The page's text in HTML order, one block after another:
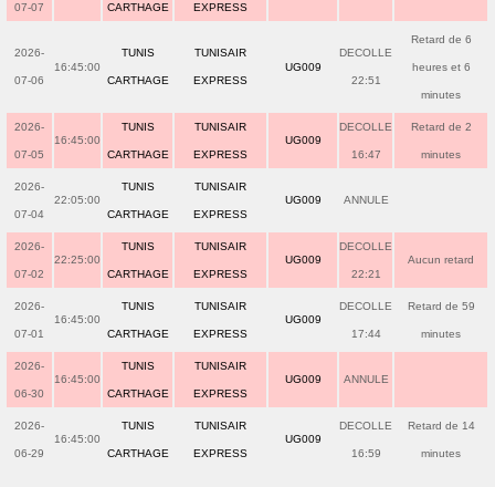
07-07 CARTHAGE EXPRESS
2026-
07-06
16:45:00
TUNIS
CARTHAGE
TUNISAIR
EXPRESS
UG009
DECOLLE
22:51
Retard de 6
heures et 6
minutes
2026-
07-05
16:45:00
TUNIS
CARTHAGE
TUNISAIR
EXPRESS
UG009
DECOLLE
16:47
Retard de 2
minutes
2026-
07-04
22:05:00
TUNIS
CARTHAGE
TUNISAIR
EXPRESS
UG009 ANNULE
2026-
07-02
22:25:00
TUNIS
CARTHAGE
TUNISAIR
EXPRESS
UG009
DECOLLE
22:21
Aucun retard
2026-
07-01
16:45:00
TUNIS
CARTHAGE
TUNISAIR
EXPRESS
UG009
DECOLLE
17:44
Retard de 59
minutes
2026-
06-30
16:45:00
TUNIS
CARTHAGE
TUNISAIR
EXPRESS
UG009 ANNULE
2026-
06-29
16:45:00
TUNIS
CARTHAGE
TUNISAIR
EXPRESS
UG009
DECOLLE
16:59
Retard de 14
minutes